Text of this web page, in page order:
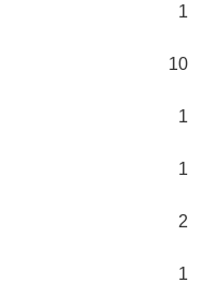
1
10
1
1
2
1